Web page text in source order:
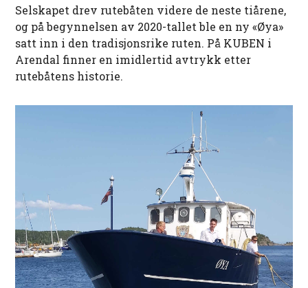
Selskapet drev rutebåten videre de neste tiårene,
og på begynnelsen av 2020-tallet ble en ny «Øya»
satt inn i den tradisjonsrike ruten. På KUBEN i
Arendal finner en imidlertid avtrykk etter
rutebåtens historie.